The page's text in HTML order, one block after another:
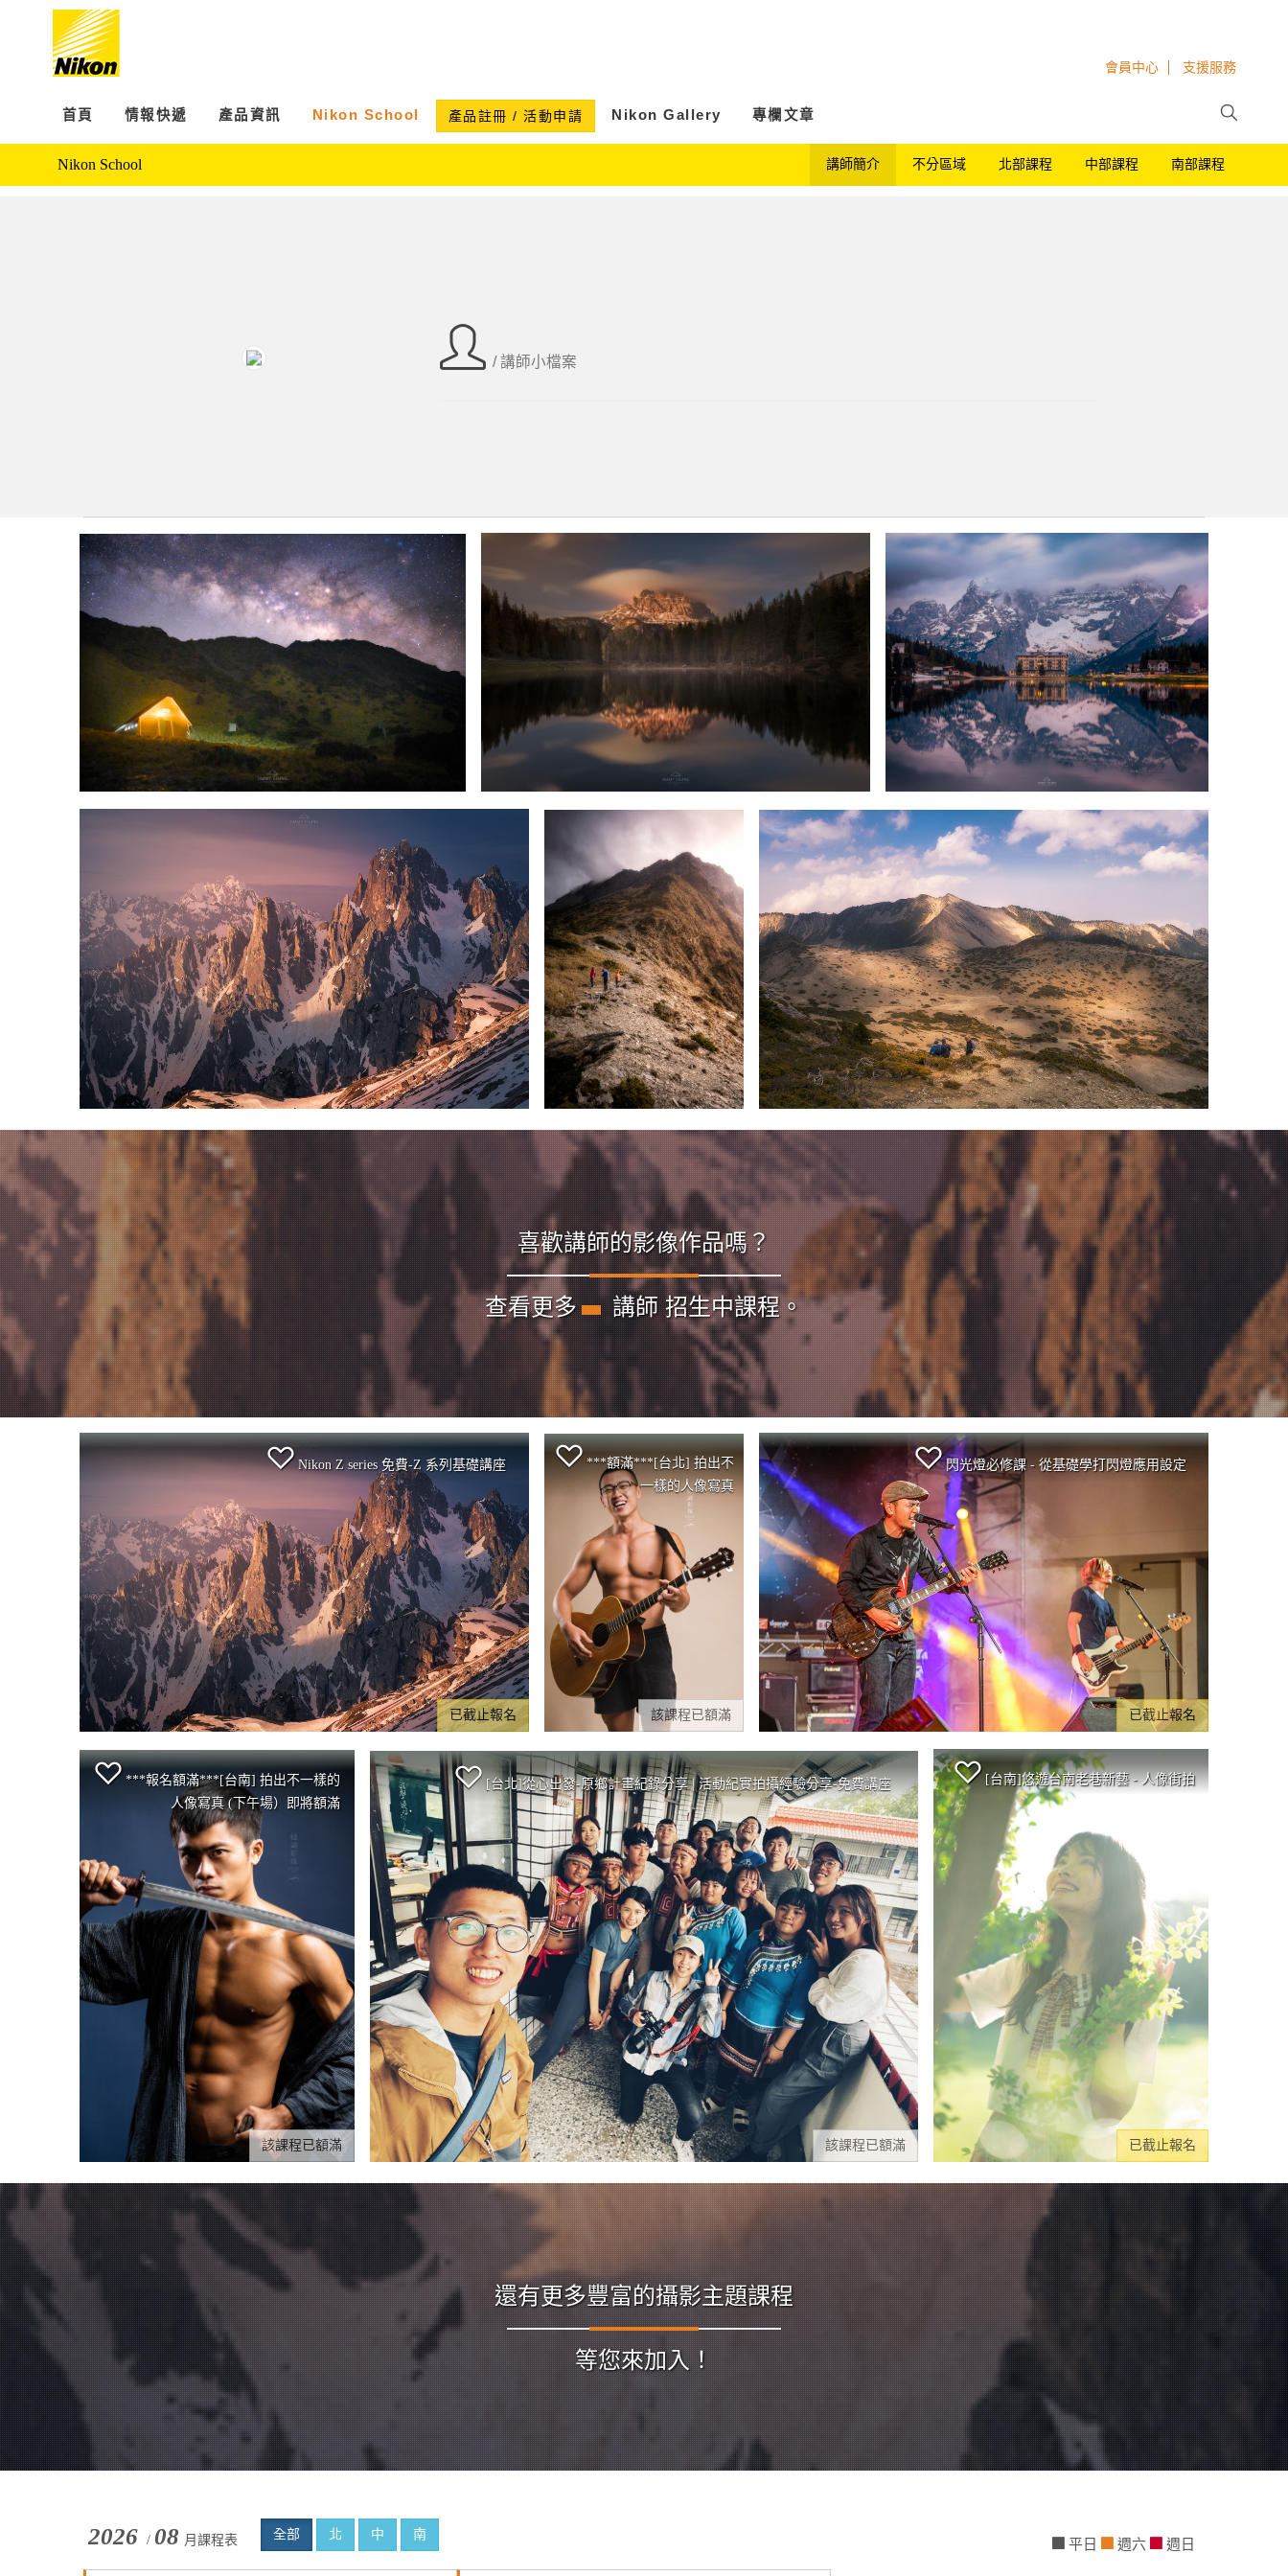
會員中心 支援服務
首頁 情報快遞 產品資訊 Nikon School 產品註冊 / 活動申請 Nikon Gallery 專欄文章
Nikon School 講師簡介 不分區域 北部課程 中部課程 南部課程
/ 講師小檔案
喜歡講師的影像作品嗎？
查看更多 講師 招生中課程。
Nikon Z series 免費-Z 系列基礎講座
已截止報名
***額滿***[台北] 拍出不
一樣的人像寫真
該課程已額滿
閃光燈必修課 - 從基礎學打閃燈應用設定
已截止報名
***報名額滿***[台南] 拍出不一樣的
人像寫真 (下午場）即將額滿
該課程已額滿
[台北]從心出發-原鄉計畫紀錄分享 | 活動紀實拍攝經驗分享-免費講座
該課程已額滿
[台南]悠遊台南老巷新藝 - 人像街拍
已截止報名
還有更多豐富的攝影主題課程
等您來加入！
2026 / 08 月課程表 全部 北 中 南
平日 週六 週日